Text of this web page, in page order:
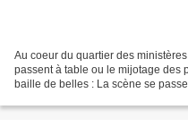
Au coeur du quartier des
passent à table ou le mijotage des
baille de belles : La scène se